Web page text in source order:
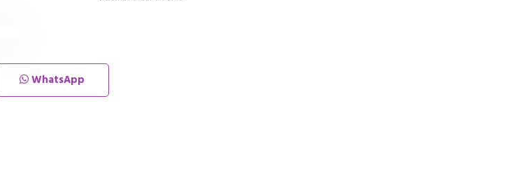
WhatsApp